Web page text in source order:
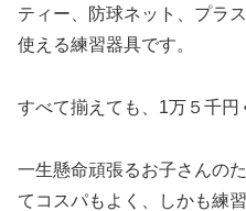
ティー、防球ネット、プラ
使える練習器具です。
すべて揃えても、1万５千円
一生懸命頑張るお子さんの
てコスパもよく、しかも練